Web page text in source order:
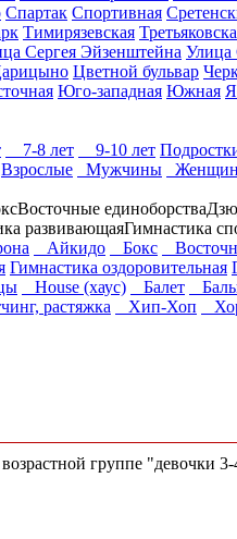
Спартак Спортивная
Тимирязевская
Сергея Эйзенштейна Улица
Цветной бульвар
Юго-западная Южная
7-8 лет 9-10 лет
Взрослые Мужчины
Восточные единоборства
развивающаяГимнастика
Айкидо Бокс
Гимнастика оздоровительная
House (хаус) Балет
растяжка Хип-Хоп
группе "девочки